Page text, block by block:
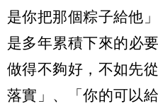
是你把那個粽子給他
是多年累積下來的必
做得不夠好，不如先
落實」、「你的可以